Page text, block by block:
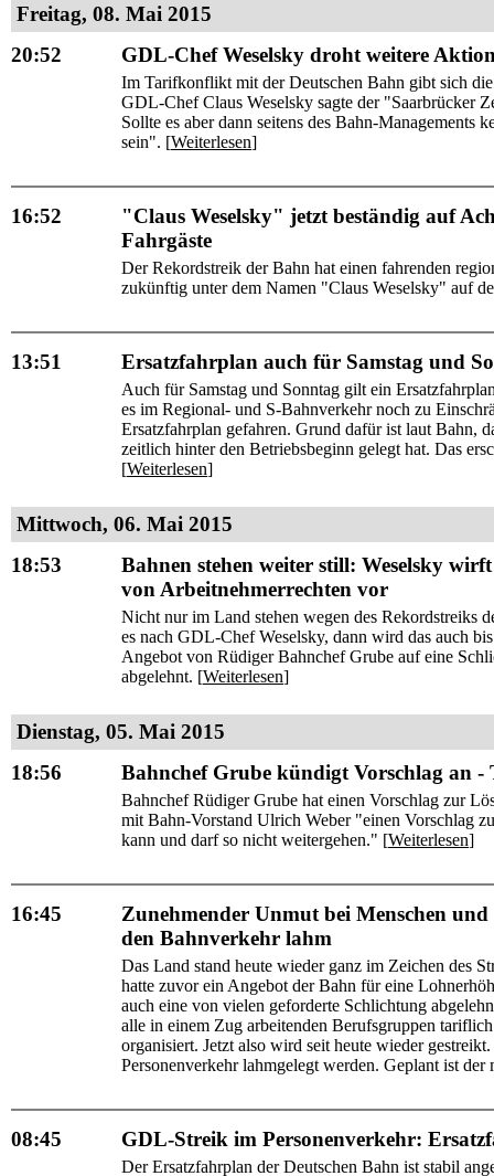
Freitag, 08. Mai 2015
20:52
GDL-Chef Weselsky droht weitere
Im Tarifkonflikt mit der Deutschen Bahn gibt sich
GDL-Chef Claus Weselsky sagte der "Saarbrücker
Sollte es aber dann seitens des Bahn-
sein". [Weiterlesen]
16:52
"Claus Weselsky" jetzt beständig auf
Fahrgäste
Der Rekordstreik der Bahn hat einen fahrenden
zukünftig unter dem Namen "Claus Weselsky" auf
13:51 Ersatzfahrplan auch für Samstag und
Auch für Samstag und Sonntag gilt ein
es im Regional- und S-Bahnverkehr noch zu
Ersatzfahrplan gefahren. Grund dafür ist laut Bahn,
zeitlich hinter den Betriebsbeginn gelegt hat. Das
[Weiterlesen]
Mittwoch, 06. Mai 2015
18:53
Bahnen stehen weiter still: Weselsky
von Arbeitnehmerrechten vor
Nicht nur im Land stehen wegen des
es nach GDL-Chef Weselsky, dann wird das auch
Angebot von Rüdiger Bahnchef Grube auf eine
abgelehnt. [Weiterlesen]
Dienstag, 05. Mai 2015
18:56
Bahnchef Grube kündigt Vorschlag an
Bahnchef Rüdiger Grube hat einen Vorschlag zur
mit Bahn-Vorstand Ulrich Weber "einen Vorschlag
kann und darf so nicht weitergehen." [Weiterlesen]
16:45
Zunehmender Unmut bei Menschen
den Bahnverkehr lahm
Das Land stand heute wieder ganz im Zeichen des
hatte zuvor ein Angebot der Bahn für eine
auch eine von vielen geforderte Schlichtung
alle in einem Zug arbeitenden Berufsgruppen
organisiert. Jetzt also wird seit heute wieder
Personenverkehr lahmgelegt werden. Geplant ist
08:45 GDL-Streik im Personenverkehr:
Der Ersatzfahrplan der Deutschen Bahn ist stabil